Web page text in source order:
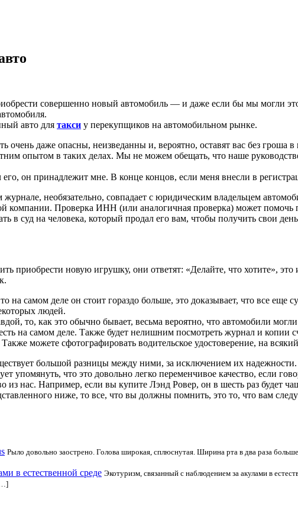
совершенно новый автомобиль — и даже если бы мы могли
авто для такси у перекупщиков на автомобильном рынке.
даже опасны, неизведанны и, вероятно, оставят вас без гроша
опытом в таких делах. Мы не можем обещать, что наше
он принадлежит мне. В конце концов, если меня внесли в
необязательно, совпадает с юридическим владельцем
Проверка ИНН (или аналогичная проверка) может помочь
в суд на человека, который продал его вам, чтобы получить свои
новую игрушку, они ответят: «Делайте, что хотите», это
на самом деле он стоит гораздо больше, это доказывает, что все
людей.
то, как это обычно бывает, весьма вероятно, что автомобили
на самом деле. Также будет нелишним посмотреть журнал и копии
можете сфотографировать водительское удостоверение, на
большой разницы между ними, за исключением их надежности.
упомянуть, что это довольно легко переменчивое качество, если
из нас. Например, если вы купите Лэнд Ровер, он в шесть раз будет
ниже, то все, что вы должны помнить, это то, что вам
Рыло довольно заострено. Голова широкая, сплюснутая. Ширина рта в два раза
в естественной среде Экотуризм, связанный с наблюдением за акулами в